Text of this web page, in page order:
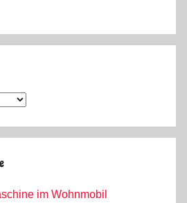
im Wohnmobil